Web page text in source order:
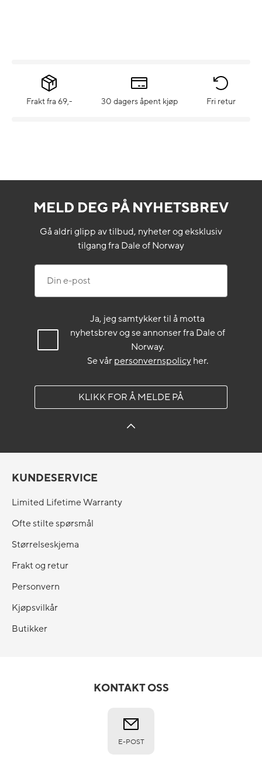
Frakt fra 69,- 30 dagers åpent kjøp Fri retur
MELD DEG PÅ NYHETSBREV
Gå aldri glipp av tilbud, nyheter og eksklusiv
tilgang fra Dale of Norway
Ja, jeg samtykker til å motta
nyhetsbrev og se annonser fra Dale of
Norway.
Se vårpersonvernspolicyher.
KLIKK FOR Å MELDE PÅ
KUNDESERVICE
Limited Lifetime Warranty
Ofte stilte spørsmål
Størrelseskjema
Frakt og retur
Personvern
Kjøpsvilkår
Butikker
KONTAKT OSS
E-POST